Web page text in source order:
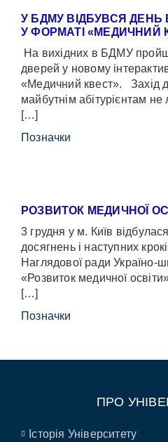
У БДМУ ВІДБУВСЯ ДЕНЬ
У ФОРМАТІ «МЕДИЧНИЙ
На вихідних в БДМУ
дверей у новому
«Медичний квест». Захід
майбутнім абітурієнтам
[…]
Позначки
РОЗВИТОК МЕДИЧНОЇ
3 грудня у м. Київ
досягнень і наступних
Наглядової ради Україно-
«Розвиток медичної
[…]
Позначки
ПРО
Історія Університету